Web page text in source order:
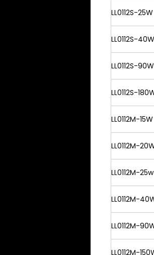
LL0112S-25W
LL0112S-40W
LL0112S-90W
LL0112S-
LL0112M-15W
LL0112M-
LL0112M-25w
LL0112M-
LL0112M-
LL0112M-